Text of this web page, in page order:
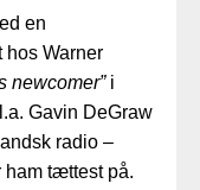
en
hos Warner
newcomer”i
Gavin DeGraw
radio –
ham tættest på.